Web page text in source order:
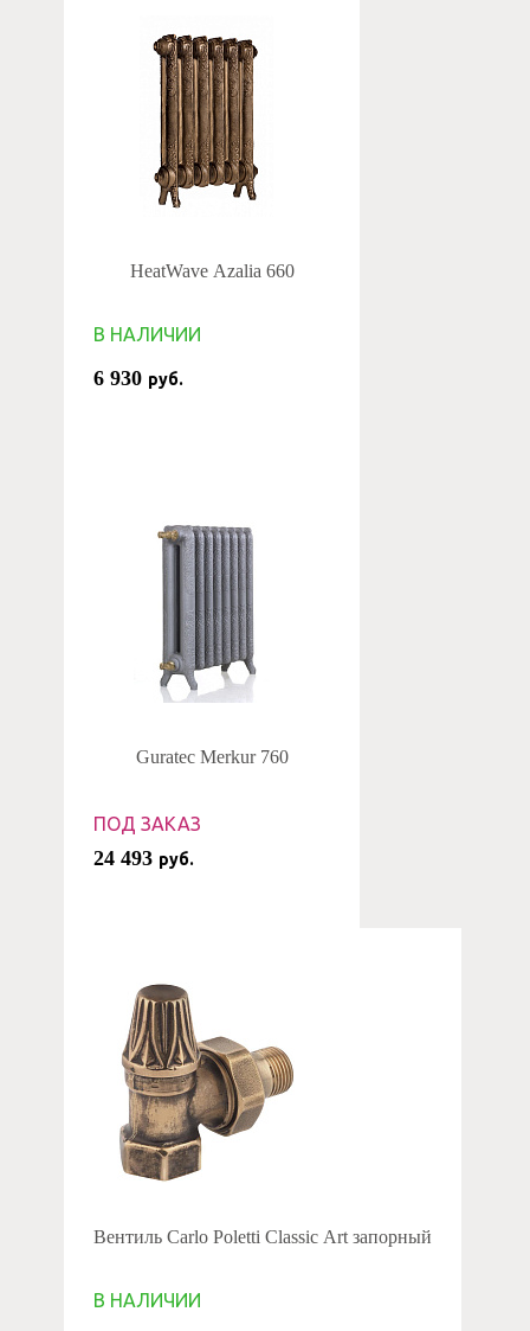
HeatWave Azalia 660
В НАЛИЧИИ
6 930 руб.
Guratec Merkur 760
ПОД ЗАКАЗ
24 493 руб.
Вентиль Carlo Poletti Classic Art запорный
В НАЛИЧИИ